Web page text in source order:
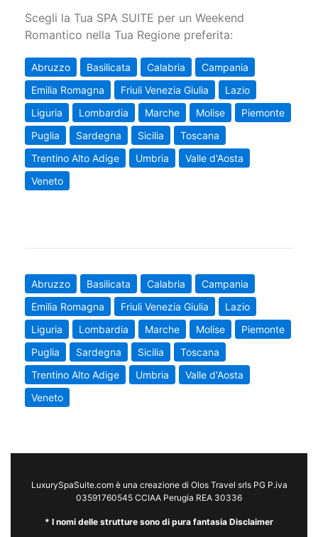
Scegli la Tua SPA SUITE per un Weekend
Romantico nella Tua Regione preferita:
Abruzzo Basilicata Calabria
Campania
Emilia Romagna
Friuli Venezia Giulia
Lazio
Liguria
Lombardia Marche Molise
Piemonte
Puglia
Sardegna Sicilia
Toscana
Trentino Alto Adige
Umbria
Valle d'Aosta
Veneto
Abruzzo Basilicata Calabria
Campania
Emilia Romagna
Friuli Venezia Giulia
Lazio
Liguria
Lombardia Marche Molise
Piemonte
Puglia
Sardegna Sicilia
Toscana
Trentino Alto Adige
Umbria
Valle d'Aosta
Veneto
LuxurySpaSuite.com è una creazione di Olos Travel srls PG P.iva
03591760545 CCIAA Perugia REA 30336
* I nomi delle strutture sono di pura fantasia Disclaimer